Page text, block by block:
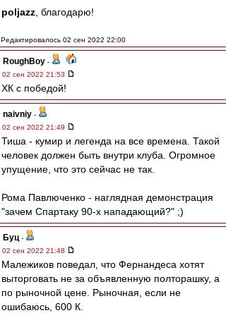
poljazz , благодарю!
Редактировалось 02 сен 2022 22:00
RoughBoy -
02 сен 2022 21:53
ХК с победой!
naivniy -
02 сен 2022 21:49
Тиша - кумир и легенда на все времена. Такой
человек должен быть внутри клуба. Огромное
упущение, что это сейчас не так.
Рома Павлюченко - наглядная демонстрация
"зачем Спартаку 90-х нападающий?" ;)
Буц -
02 сен 2022 21:48
Малежиков поведал, что Фернандеса хотят
выторговать не за объявленную полторашку, а
по рыночной цене. Рыночная, если не
ошибаюсь, 600 К.